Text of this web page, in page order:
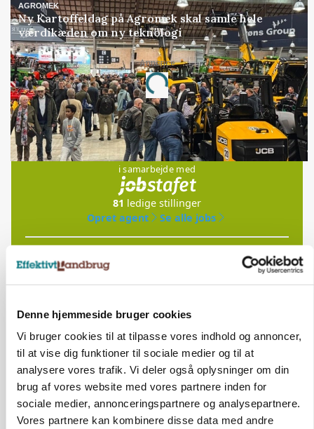
Denne hjemmeside bruger cookies
Vi bruger cookies til at tilpasse vores indhold og annoncer,
til at vise dig funktioner til sociale medier og til at
analysere vores trafik. Vi deler også oplysninger om din
brug af vores website med vores partnere inden for
sociale medier, annonceringspartnere og analysepartnere.
Vores partnere kan kombinere disse data med andre
AGROMEK
Ny Kartoffeldag på Agromek skal samle hele
værdikæden om ny teknologi
Annonce
Loading...
Jobs
i samarbejde med
81 ledige stillinger
Opret agent
Se alle jobs
Elevplads tilbydes ved Ringkøbing /
Trainee placement Ringkøbing
Grise
6950, Ringkøbing
Rørlægger / håndmand søges til
dræn/entreprenørarbejde.